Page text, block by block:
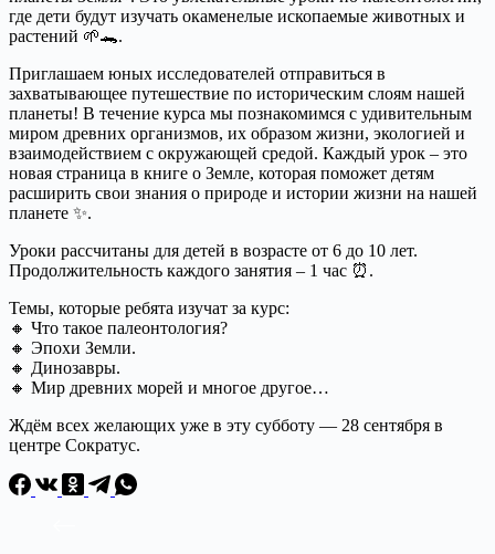
где дети будут изучать окаменелые ископаемые животных и
растений 🌱🐊.
Приглашаем юных исследователей отправиться в
захватывающее путешествие по историческим слоям нашей
планеты! В течение курса мы познакомимся с удивительным
миром древних организмов, их образом жизни, экологией и
взаимодействием с окружающей средой. Каждый урок – это
новая страница в книге о Земле, которая поможет детям
расширить свои знания о природе и истории жизни на нашей
планете ✨.
Уроки рассчитаны для детей в возрасте от 6 до 10 лет.
Продолжительность каждого занятия – 1 час ⏰.
Темы, которые ребята изучат за курс:
🔸 Что такое палеонтология?
🔸 Эпохи Земли.
🔸 Динозавры.
🔸 Мир древних морей и многое другое…
Ждём всех желающих уже в эту субботу — 28 сентября в
центре Сократус.